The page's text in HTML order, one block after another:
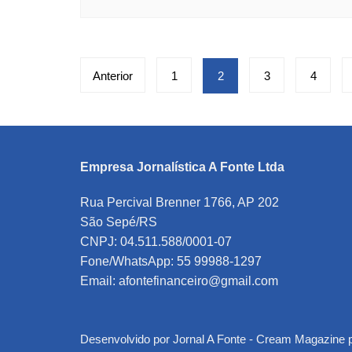
Paginação
posts
Anterior 1 2 3 4
Empresa Jornalística A Fonte Ltda
Rua Percival Brenner 1766, AP 202
São Sepé/RS
CNPJ: 04.511.588/0001-07
Fone/WhatsApp: 55 99988-1297
Email: afontefinanceiro@gmail.com
Desenvolvido por Jornal A Fonte - Cream Magazine